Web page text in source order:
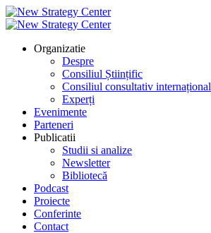
Organizatie
Despre
Consiliul Științific
Consiliul consultativ internațional
Experți
Evenimente
Parteneri
Publicatii
Studii si analize
Newsletter
Bibliotecă
Podcast
Proiecte
Conferinte
Contact